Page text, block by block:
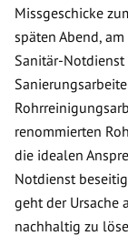
Missgeschicke
späten Abend,
Sanitär-Notdienst
renommierten
die idealen
Notdienst
geht der Ursache
nachhaltig zu